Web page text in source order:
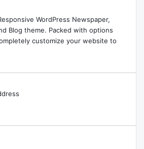
WordPress Newspaper,
Blog theme. Packed with options
customize your website to